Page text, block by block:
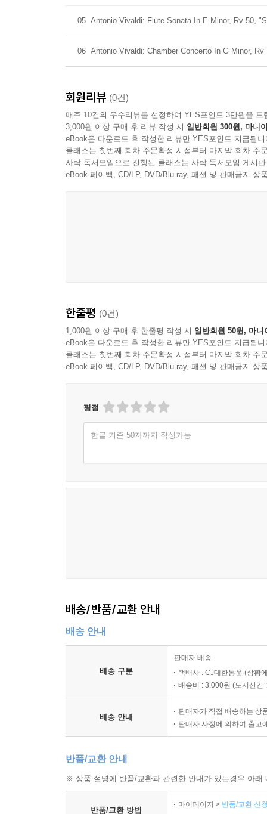
05 Antonio Vivaldi: Flute Sonata In E Minor, Rv 50,
06 Antonio Vivaldi: Chamber Concerto In G Minor, Rv
회원리뷰 (0건)
매주 10건의 우수리뷰를 선정하여 YES포인트 3만원을 드
3,000원 이상 구매 후 리뷰 작성 시 일반회원 300원, 마니
eBook은 다운로드 후 작성한 리뷰만 YES포인트 지급됩니
클래스는 첫번째 회차 주문확정 시점부터 마지막 회차 주
사락 독서모임으로 진행된 클래스는 사락 독서모임 게시
eBook 페이백, CD/LP, DVD/Blu-ray, 패션 및 판매금지 상
한줄평 (0건)
1,000원 이상 구매 후 한줄평 작성 시 일반회원 50원, 마니
eBook은 다운로드 후 작성한 리뷰만 YES포인트 지급됩니
클래스는 첫번째 회차 주문확정 시점부터 마지막 회차 주
eBook 페이백, CD/LP, DVD/Blu-ray, 패션 및 판매금지 상
평점
한글 기준 50자까지 작성가능
배송/반품/교환 안내
배송 안내
배송 구분
판매자 배송
택배사 : CJ대한통운 (상황
배송비 : 3,000원 (도서산간
배송 안내
판매자가 직접 배송하는 상
판매자 사정에 의하여 출고
반품/교환 안내
※ 상품 설명에 반품/교환과 관련한 안내가 있는경우 아
반품/교환 방법
마이페이지 > 반품/교환 신